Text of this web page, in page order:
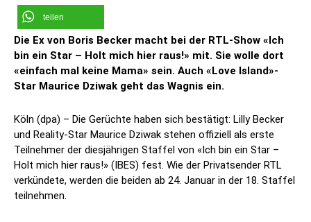
teilen
Die Ex von Boris Becker macht bei der RTL-Show «Ich
bin ein Star – Holt mich hier raus!» mit. Sie wolle dort
«einfach mal keine Mama» sein. Auch «Love Island»-
Star Maurice Dziwak geht das Wagnis ein.
Köln (dpa) – Die Gerüchte haben sich bestätigt: Lilly Becker
und Reality-Star Maurice Dziwak stehen offiziell als erste
Teilnehmer der diesjährigen Staffel von «Ich bin ein Star –
Holt mich hier raus!» (IBES) fest. Wie der Privatsender RTL
verkündete, werden die beiden ab 24. Januar in der 18. Staffel
teilnehmen.